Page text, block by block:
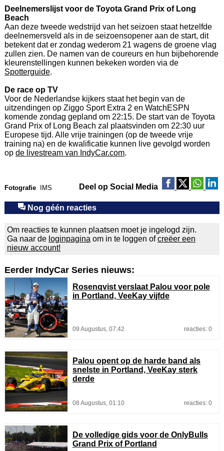
Deelnemerslijst voor de Toyota Grand Prix of Long
Beach
Aan deze tweede wedstrijd van het seizoen staat hetzelfde
deelnemersveld als in de seizoensopener aan de start, dit
betekent dat er zondag wederom 21 wagens de groene vlag
zullen zien. De namen van de coureurs en hun bijbehorende
kleurenstellingen kunnen bekeken worden via de
Spotterguide.
De race op TV
Voor de Nederlandse kijkers staat het begin van de
uitzendingen op Ziggo Sport Extra 2 en WatchESPN
komende zondag gepland om 22:15. De start van de Toyota
Grand Prix of Long Beach zal plaatsvinden om 22:30 uur
Europese tijd. Alle vrije trainingen (op de tweede vrije
training na) en de kwalificatie kunnen live gevolgd worden
op de livestream van IndyCar.com.
Fotografie IMS Deel op Social Media
Nog géén reacties
Om reacties te kunnen plaatsen moet je ingelogd zijn.
Ga naar de loginpagina om in te loggen ofcreëer een
nieuw account!
Eerder IndyCar Series nieuws:
Rosenqvist verslaat Palou voor pole
in Portland, VeeKay vijfde
09 Augustus, 07:42 reacties: 0
Palou opent op de harde band als
snelste in Portland, VeeKay sterk
derde
08 Augustus, 01:10 reacties: 0
De volledige gids voor de OnlyBulls
Grand Prix of Portland